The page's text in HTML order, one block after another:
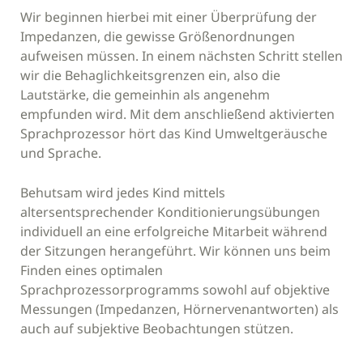
Wir beginnen hierbei mit einer Überprüfung der
Impedanzen, die gewisse Größenordnungen
aufweisen müssen. In einem nächsten Schritt stellen
wir die Behaglichkeitsgrenzen ein, also die
Lautstärke, die gemeinhin als angenehm
empfunden wird. Mit dem anschließend aktivierten
Sprachprozessor hört das Kind Umweltgeräusche
und Sprache.
Behutsam wird jedes Kind mittels
altersentsprechender Konditionierungsübungen
individuell an eine erfolgreiche Mitarbeit während
der Sitzungen herangeführt. Wir können uns beim
Finden eines optimalen
Sprachprozessorprogramms sowohl auf objektive
Messungen (Impedanzen, Hörnervenantworten) als
auch auf subjektive Beobachtungen stützen.